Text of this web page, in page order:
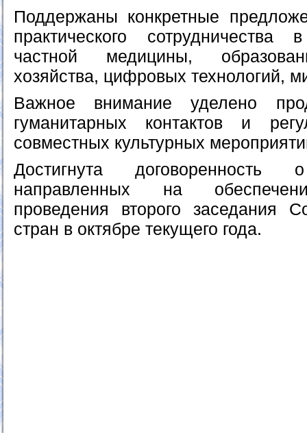
Поддержаны конкретные
практического сотрудничества
частной медицины,
хозяйства, цифровых технологий,
Важное внимание уделено
гуманитарных контактов и
совместных культурных
Достигнута
направленных на
проведения второго заседания
стран в октябре текущего года.